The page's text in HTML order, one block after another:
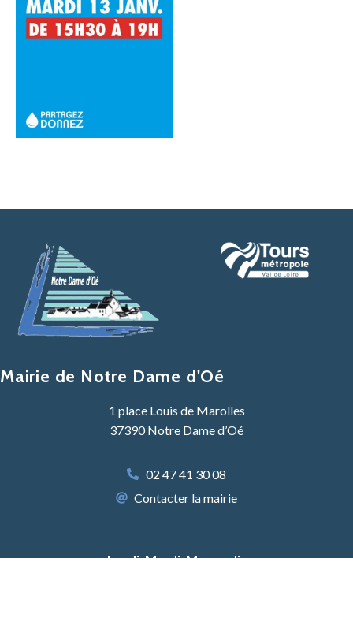
Mairie de Notre Dame d'Oé
1 place Louis de Marolles
37390 Notre Dame d’Oé
02 47 41 30 08
Contacter la mairie
Lundi, Mardi, Mercredi :